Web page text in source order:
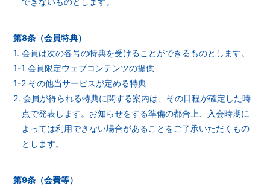
第8条（会員特典）
1. 会員は次の各号の特典を受けることができるものとします。
1-1 会員限定ウェブコンテンツの提供
1-2 その他当サービスが定める特典
2. 会員が得られる特典に関する案内は、その日程が確定した時
点で発表します。お知らせをする準備の都合上、入会時期に
よっては利用できない場合があることをご了承いただくもの
とします。
第9条（会費等）